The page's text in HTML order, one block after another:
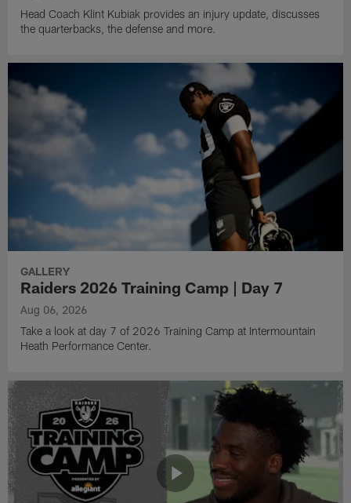
Head Coach Klint Kubiak provides an injury update, discusses
the quarterbacks, the defense and more.
GALLERY
Raiders 2026 Training Camp | Day 7
Aug 06, 2026
Take a look at day 7 of 2026 Training Camp at Intermountain
Heath Performance Center.